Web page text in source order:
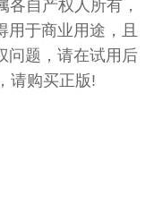
自产权人所有，
用于商业用途，且
问题，请在试用后
请购买正版!